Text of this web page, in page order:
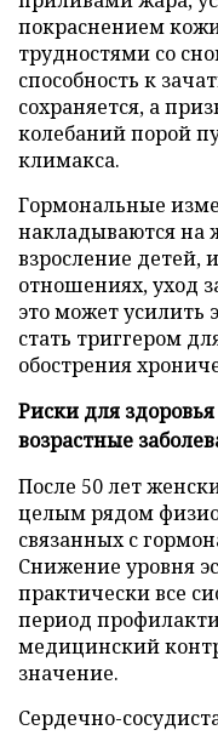
покраснением
трудностями со
способность к
сохраняется, а
колебаний порой
климакса.
Гормональные
накладываются на
взросление детей,
отношениях, уход
это может
стать триггером
обострения
Риски для
возрастные
После 50 лет
целым рядом
связанных с
Снижение уровня
практически все
период
медицинский
значение.
Сердечно-